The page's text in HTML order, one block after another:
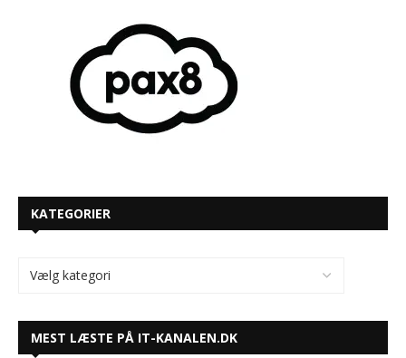
KATEGORIER
MEST LÆSTE PÅ IT-KANALEN.DK